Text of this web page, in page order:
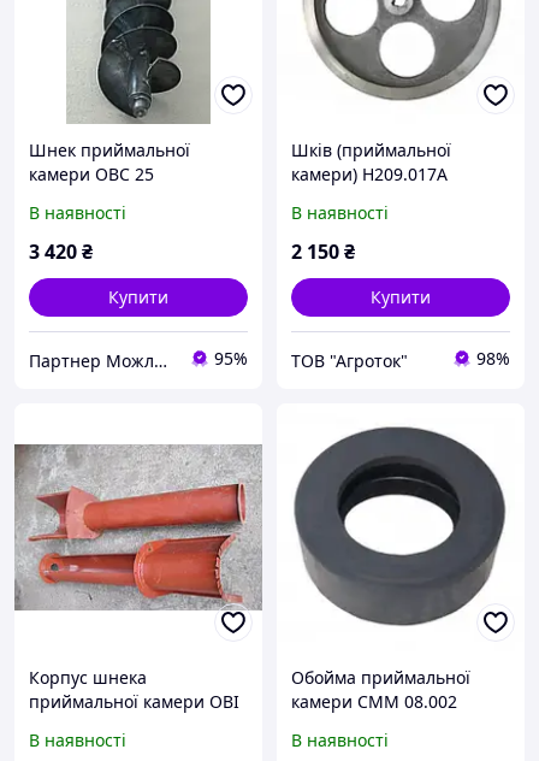
Шнек приймальної
камери ОВС 25
В наявності
3 420₴
Купити
Партнер Можливостей 95%
Шків (приймальної
камери) Н209.017А
В наявності
2 150₴
Купити
ТОВ "Агроток" 98%
Корпус шнека
приймальної камери ОВІ
В наявності
Обойма приймальної
камери СММ 08.002
В наявності